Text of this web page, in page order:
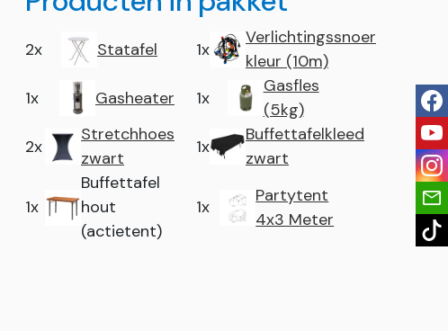
2x Statafel 1x
Verlichtingssnoer
kleur (10m)
1x
Gasheater 1x
Gasfles
(5kg)
2x
Stretchhoes
zwart
1x
Buffettafelkleed
zwart
1x
Buffettafel
hout
(actietent)
1x
Partytent
4x3 Meter